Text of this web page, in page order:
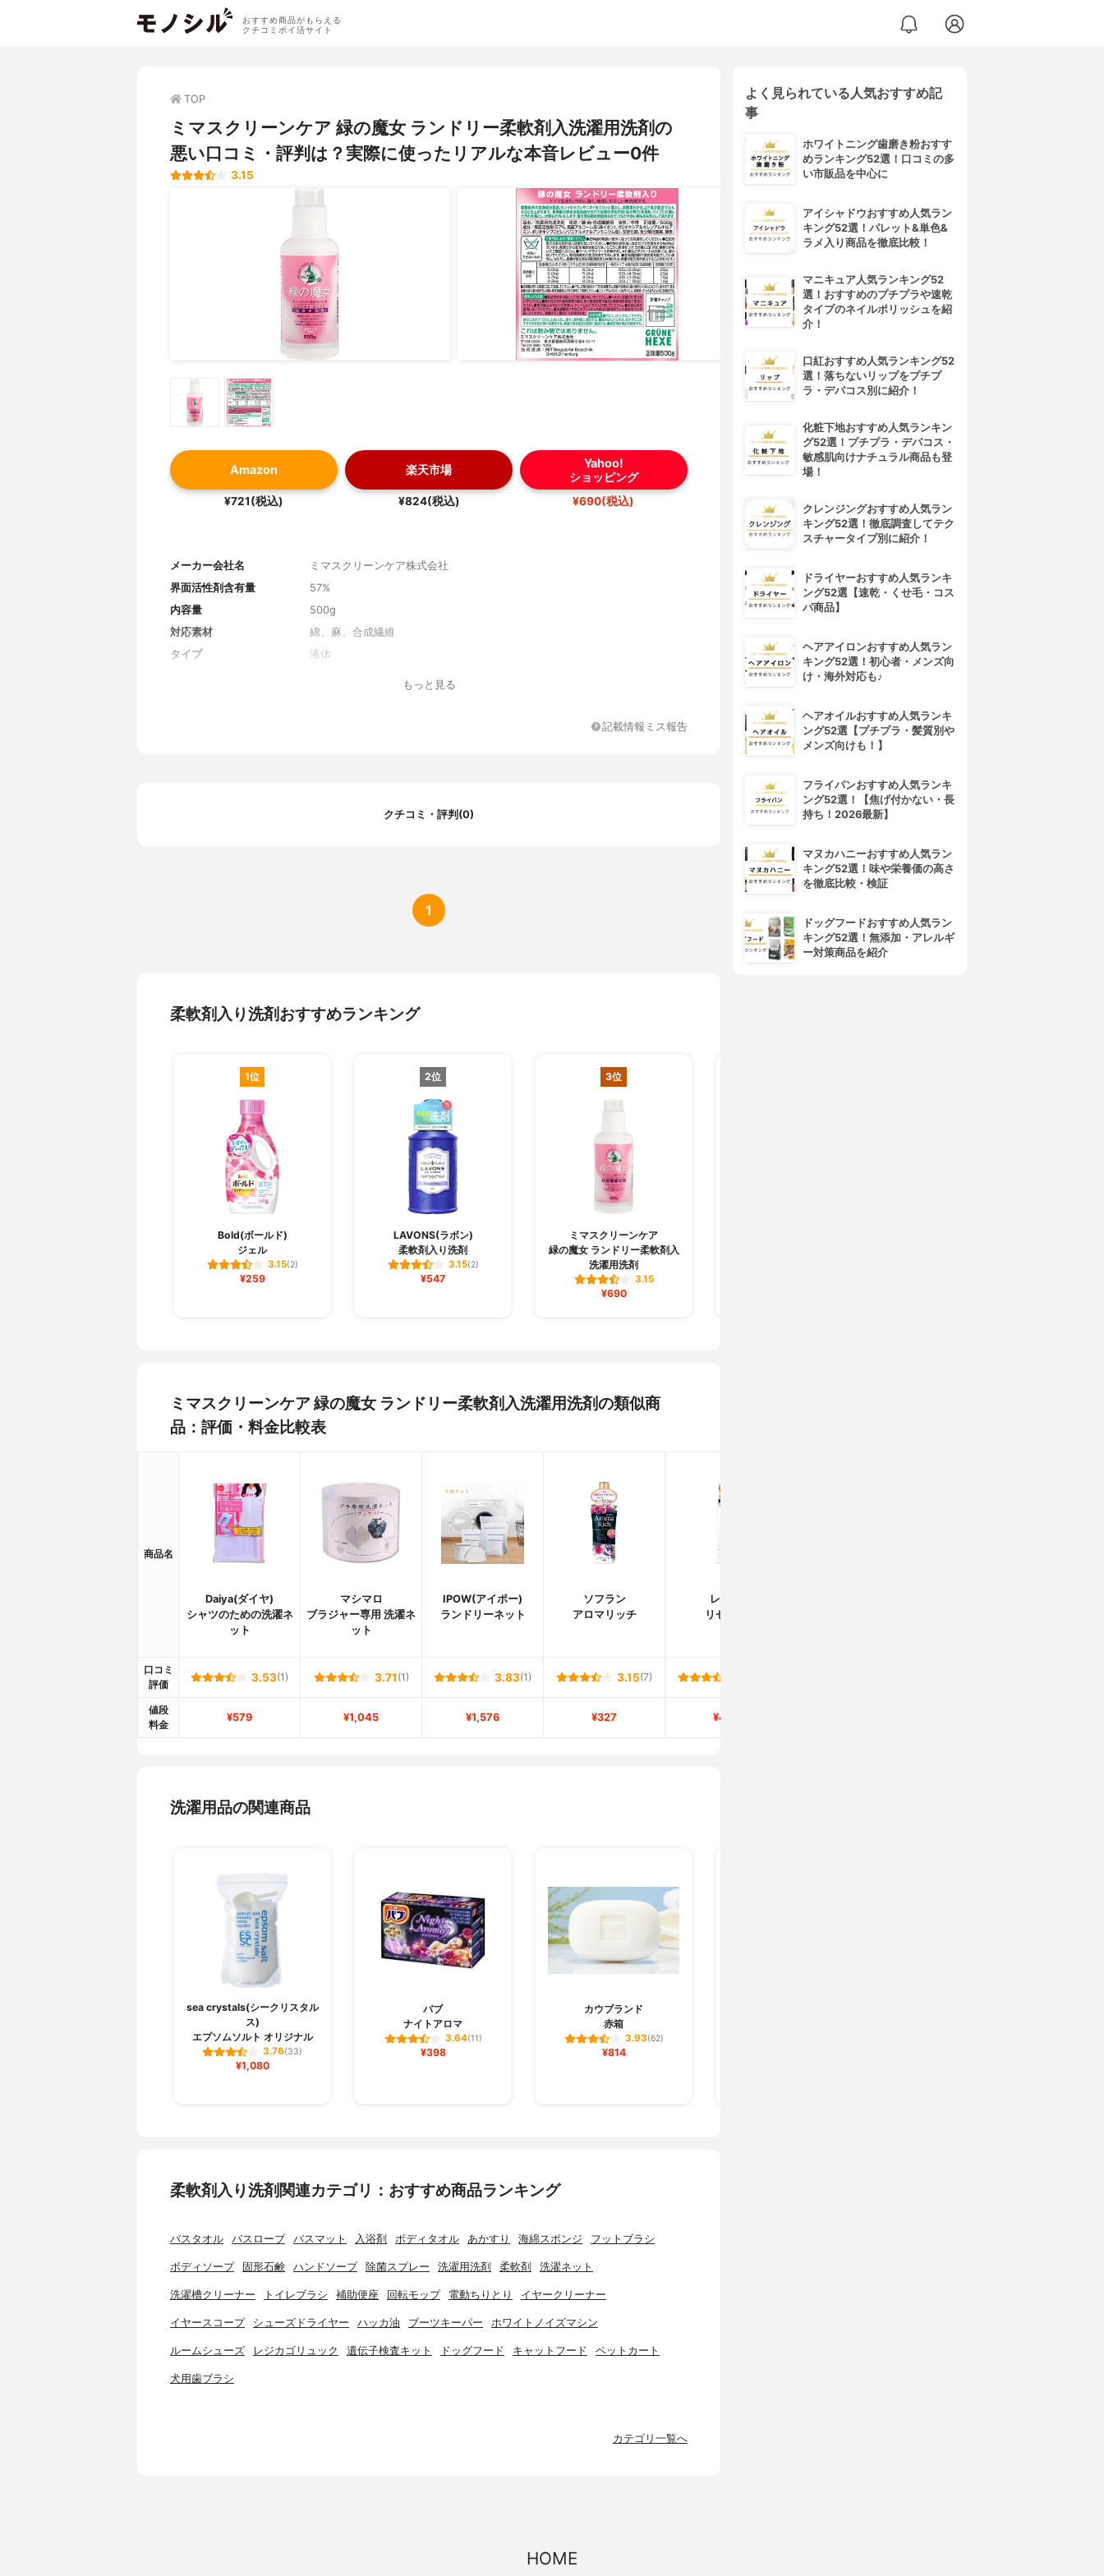
おすすめ商品がもらえる
クチコミポイ活サイト
TOP
ミマスクリーンケア 緑の魔女 ランドリー柔軟剤入洗濯用洗剤の
悪い口コミ・評判は？実際に使ったリアルな本音レビュー0件
3.15
Amazon
¥721(税込)
楽天市場
¥824(税込)
Yahoo!
ショッピング
¥690(税込)
メーカー会社名
ミマスクリーンケア株式会社
界面活性剤含有量
57%
内容量
500g
対応素材
綿、麻、合成繊維
タイプ
液体
もっと見る
記載情報ミス報告
クチコミ・評判(0)
1
柔軟剤入り洗剤おすすめランキング
1位
Bold(ボールド)
ジェル
3.15(2)
¥259
2位
LAVONS(ラボン)
柔軟剤入り洗剤
3.15(2)
¥547
3位
ミマスクリーンケア
緑の魔女 ランドリー柔軟剤入
洗濯用洗剤
3.15
¥690
ミマスクリーンケア 緑の魔女 ランドリー柔軟剤入洗濯用洗剤の類似商
品：評価・料金比較表
商品名
Daiya(ダイヤ)
シャツのための洗濯ネ
ット
マシマロ
ブラジャー専用 洗濯ネ
ット
IPOW(アイポー)
ランドリーネット
ソフラン
アロマリッチ
レノア
リセット
口コミ
評価
3.53(1) 3.71 (1) 3.83(1) 3.15(7)
値段
料金
¥579 ¥1,045 ¥1,576 ¥327 ¥496
洗濯用品の関連商品
sea crystals(シークリスタル
ス)
エプソムソルト オリジナル
3.76(33)
¥1,080
バブ
ナイトアロマ
3.64(11)
¥398
カウブランド
赤箱
3.93(62)
¥814
柔軟剤入り洗剤関連カテゴリ：おすすめ商品ランキング
バスタオル バスローブ バスマット 入浴剤 ボディタオル あかすり 海綿スポンジ フットブラシ
ボディソープ 固形石鹸 ハンドソープ 除菌スプレー 洗濯用洗剤 柔軟剤 洗濯ネット
洗濯槽クリーナー トイレブラシ 補助便座 回転モップ 電動ちりとり イヤークリーナー
イヤースコープ シューズドライヤー ハッカ油 ブーツキーパー ホワイトノイズマシン
ルームシューズ レジカゴリュック 遺伝子検査キット ドッグフード キャットフード ペットカート
犬用歯ブラシ
カテゴリ一覧へ
よく見られている人気おすすめ記
事
ホワイトニング歯磨き粉おすす
めランキング52選！口コミの多
い市販品を中心に
アイシャドウおすすめ人気ラン
キング52選！パレット&単色&
ラメ入り商品を徹底比較！
マニキュア人気ランキング52
選！おすすめのプチプラや速乾
タイプのネイルポリッシュを紹
介！
口紅おすすめ人気ランキング52
選！落ちないリップをプチプ
ラ・デパコス別に紹介！
化粧下地おすすめ人気ランキン
グ52選！プチプラ・デパコス・
敏感肌向けナチュラル商品も登
場！
クレンジングおすすめ人気ラン
キング52選！徹底調査してテク
スチャータイプ別に紹介！
ドライヤーおすすめ人気ランキ
ング52選【速乾・くせ毛・コス
パ商品】
ヘアアイロンおすすめ人気ラン
キング52選！初心者・メンズ向
け・海外対応も♪
ヘアオイルおすすめ人気ランキ
ング52選【プチプラ・髪質別や
メンズ向けも！】
フライパンおすすめ人気ランキ
ング52選！【焦げ付かない・長
持ち！2026最新】
マヌカハニーおすすめ人気ラン
キング52選！味や栄養価の高さ
を徹底比較・検証
ドッグフードおすすめ人気ラン
キング52選！無添加・アレルギ
ー対策商品を紹介
HOME